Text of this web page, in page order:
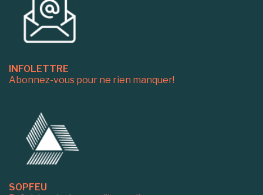
INFOLETTRE
Abonnez-vous pour ne rien manquer!
SOPFEU